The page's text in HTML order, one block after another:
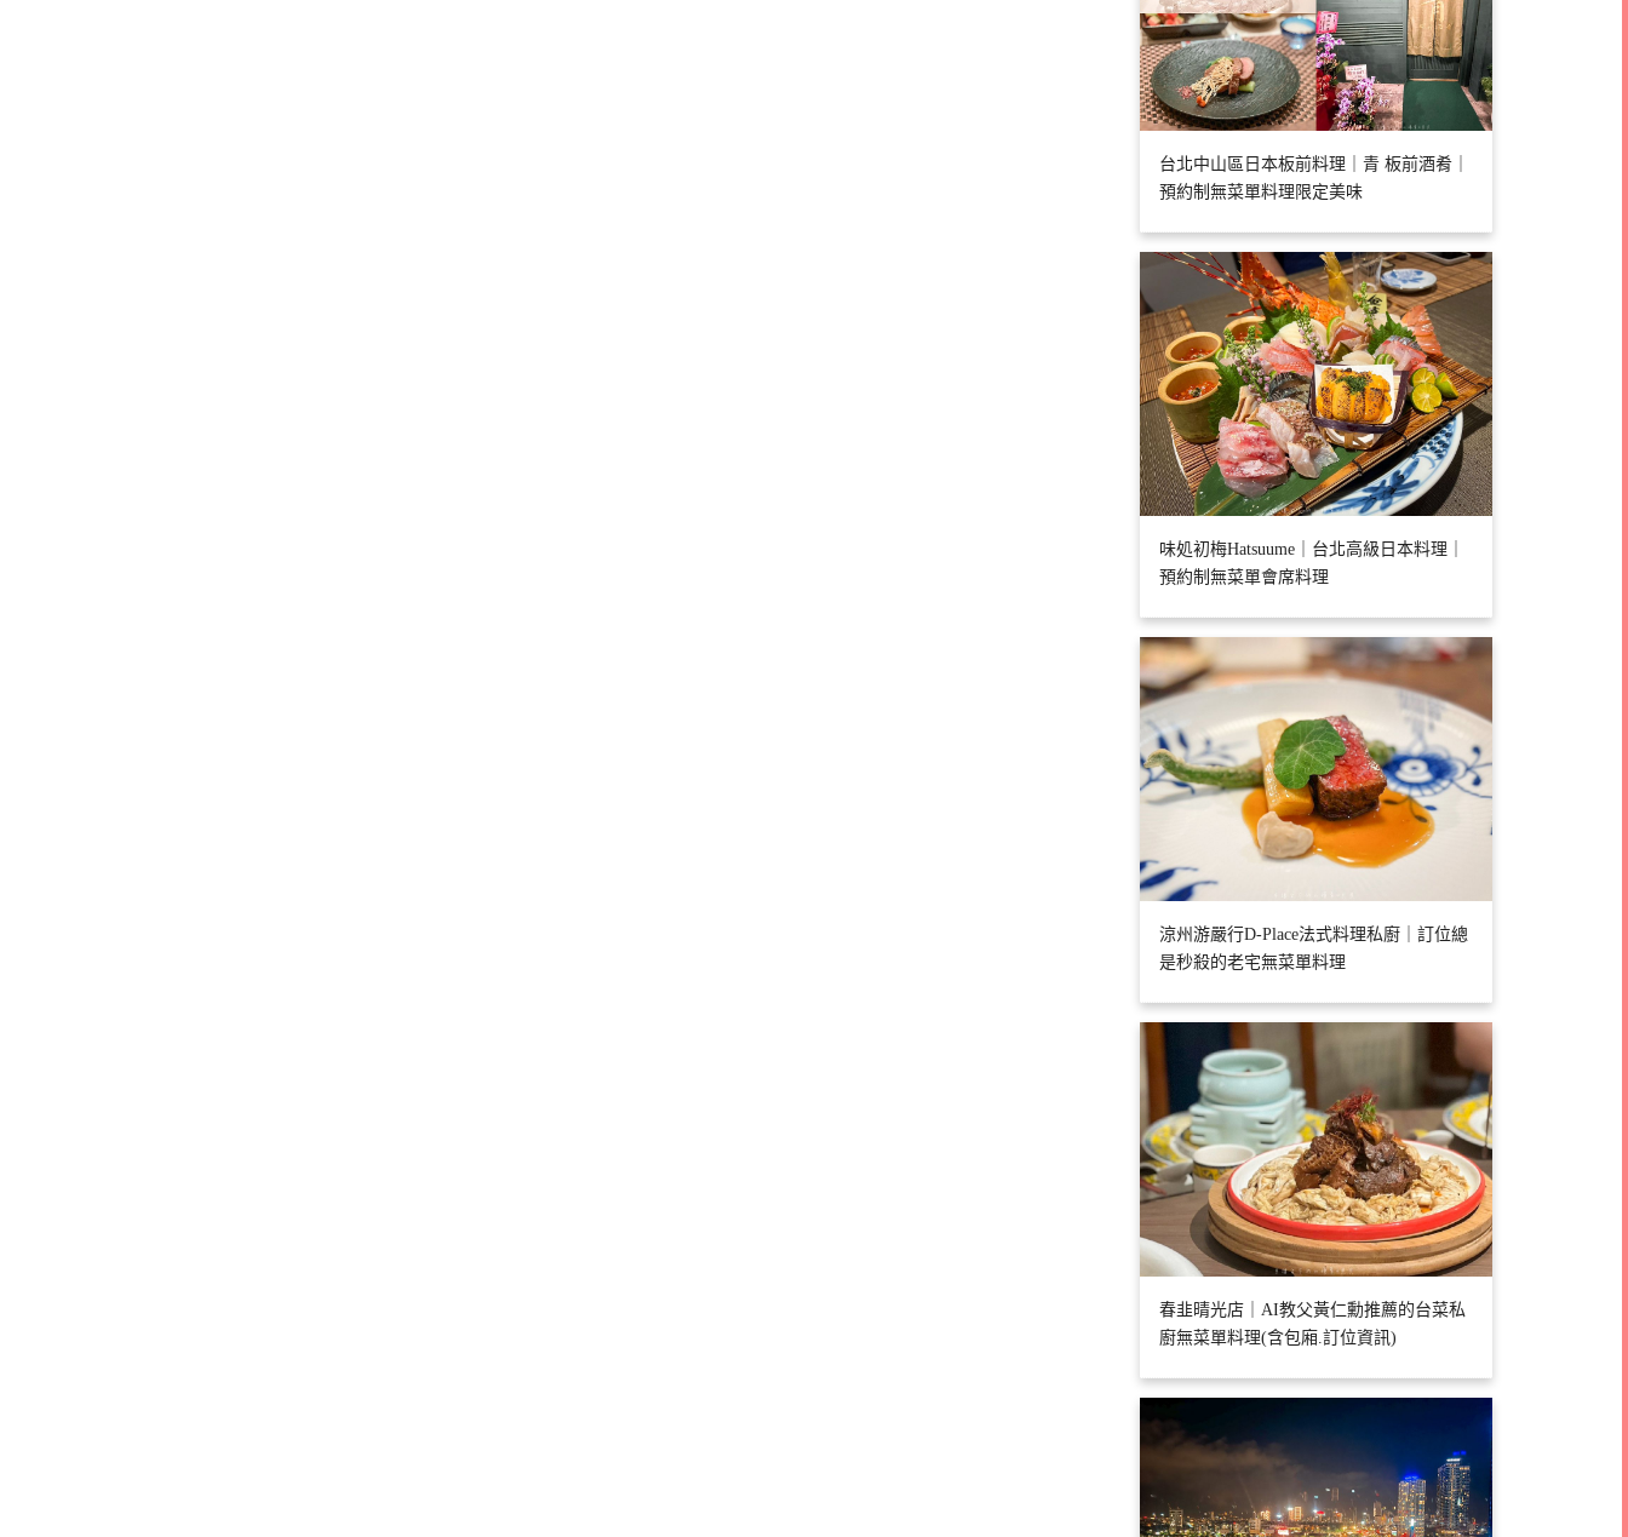
台北中山區日本板前料理｜青 板前酒肴｜
預約制無菜單料理限定美味
味処初梅Hatsuume｜台北高級日本料理｜
預約制無菜單會席料理
涼州游嚴行D-Place法式料理私廚｜訂位總
是秒殺的老宅無菜單料理
春韭晴光店｜AI教父黃仁勳推薦的台菜私
廚無菜單料理(含包廂.訂位資訊)